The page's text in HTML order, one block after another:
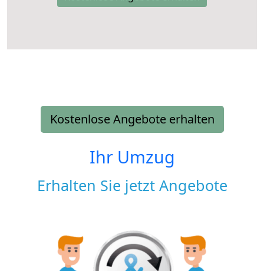
Kostenlose Angebote erhalten
Ihr Umzug
Erhalten Sie jetzt Angebote